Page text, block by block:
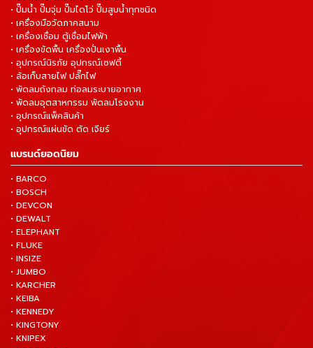
• ปั๊มน้ำ ปั๊มจุ่ม ปั๊มไดโว่ ปั๊มสูบน้ำทุกชนิด
• เครื่องมือวัดภาคสนาม
• เครื่องเชื่อม ตู้เชื่อมไฟฟ้า
• เครื่องขัดพื้น เครื่องปั่นเงาพื้น
• อุปกรณ์นิรภัย อุปกรณ์เซฟตี้
• ล้อเก็บสายไฟ ปลั๊กไฟ
• พัดลมถังกลม ท่อลมระบายอากาศ
• พัดลมอุตสาหกรรม พัดลมโรงงาน
• อุปกรณ์แพ็คสินค้า
• อุปกรณ์แผ่นขัด ตัด เจียร์
แบรนด์ยอดนิยม
• BARCO
• BOSCH
• DEVCON
• DEWALT
• ELEPHANT
• FLUKE
• INSIZE
• JUMBO
• KARCHER
• KEIBA
• KENNEDY
• KINGTONY
• KNIPEX